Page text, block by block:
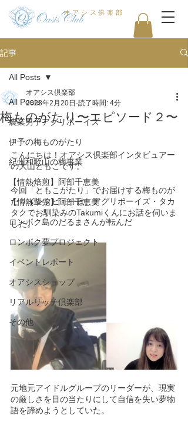
オアシス俱楽部
記事
All Posts
農業男子アグリボーイズ
伊予の梅ものがたり
紀州和歌山の梅事業
【情熱焙煎】阿部千恵美
【情熱輩先】阿部千恵美
ロンボク島のだるまさんが転んだ
ロンボク夢プロジェクト
イベントレポート
オアシスショップ
リアルリッチ倶楽部
その他
All Posts
梅ものがたり〜エピソード２〜
オアシス倶楽部
2023年2月20日 読了時間: 4分
こんにちは！オアシス倶楽部インタビュアー
の大山ともこです。
今回「ともこがたり」でお届けする梅ものが
たりインタビューは、アグリボーイズ・タカ
タクでお馴染みのTakumiくんにお話を伺いま
した。
元地元アイドルグループのリーダーが、現実
の厳しさを目の当たりにして自信を失い夢物
語を諦めようとしていた。